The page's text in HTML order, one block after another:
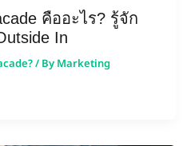
คืออะไร? รู้จัก
In
/ By Marketing